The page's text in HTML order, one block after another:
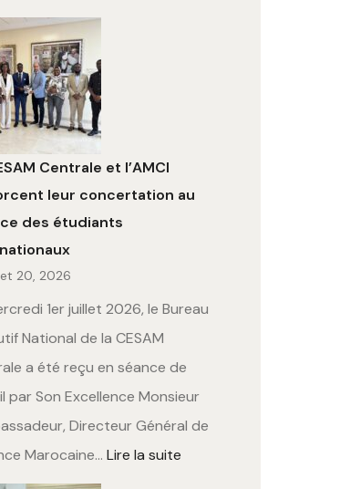
Centrale et l’AMCI
leur concertation au
des étudiants
20, 2026
1er juillet 2026, le Bureau
National de la CESAM
a été reçu en séance de
par Son Excellence Monsieur
Directeur Général de
Marocaine… Lire la suite